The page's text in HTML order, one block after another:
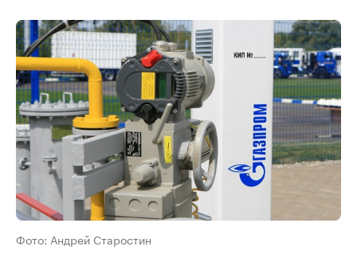
Фото: Андрей Старостин